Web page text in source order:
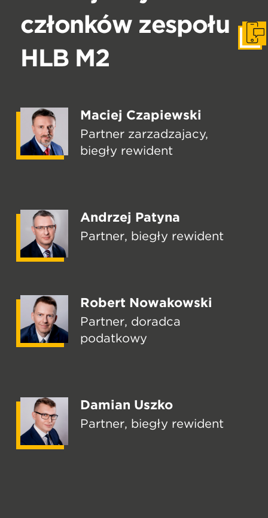
członków zespołu
HLB M2
Maciej Czapiewski
Partner zarządzający,
biegły rewident
Andrzej Patyna
Partner, biegły rewident
Robert Nowakowski
Partner, doradca
podatkowy
Damian Uszko
Partner, biegły rewident